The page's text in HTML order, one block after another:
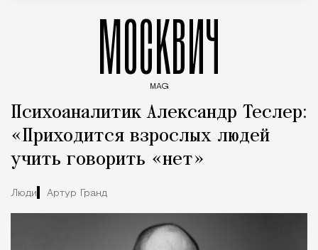
МОСКВИЧ
MAG
Психоаналитик Александр Теслер:
«Приходится взрослых людей
учить говорить «нет»
Люди Артур Гранд